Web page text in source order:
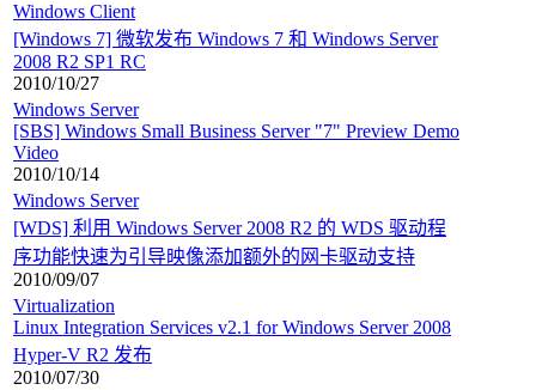
Windows Client
[Windows 7] 微软发布 Windows 7 和 Windows Server
2008 R2 SP1 RC
2010/10/27
Windows Server
[SBS] Windows Small Business Server "7" Preview Demo
Video
2010/10/14
Windows Server
[WDS] 利用 Windows Server 2008 R2 的 WDS 驱动程
序功能快速为引导映像添加额外的网卡驱动支持
2010/09/07
Virtualization
Linux Integration Services v2.1 for Windows Server 2008
Hyper-V R2 发布
2010/07/30